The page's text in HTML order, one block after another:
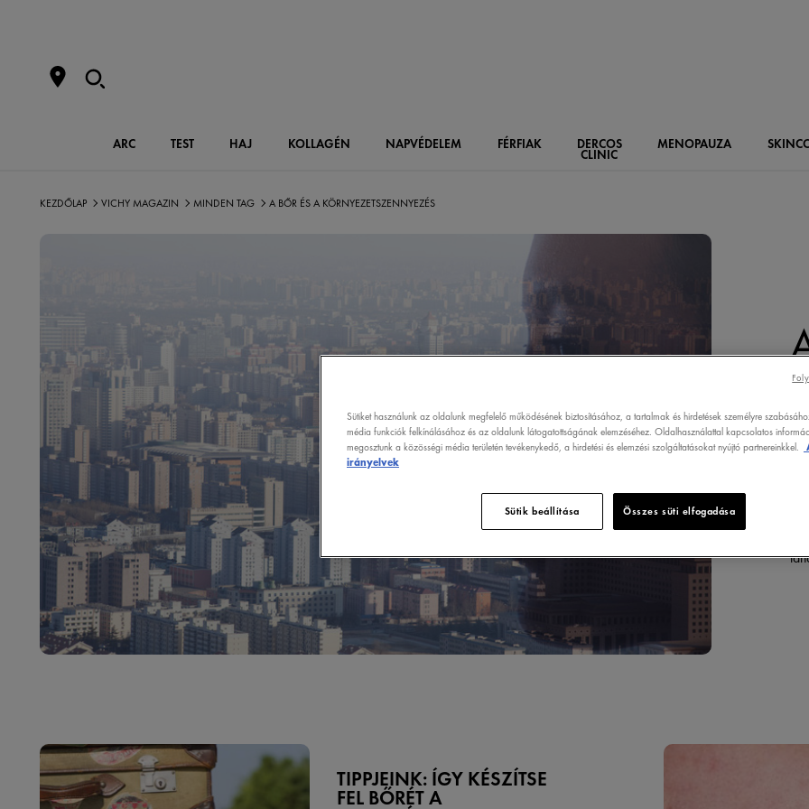
ARC TEST HAJ KOLLAGÉN NAPVÉDELEM FÉRFIAK DERCOS
CLINIC
MENOPAUZA SKIN
KEZDŐLAP VICHY MAGAZIN MINDEN TAG A BŐR ÉS A KÖRNYEZETSZENNYEZÉS
TIPPJEINK: ÍGY KÉSZÍTSE
FEL BŐRÉT A
Sütiket használunk az oldalunk megfelelő működésének biztosításához, a tartalmak és hirdetések személyre
média funkciók felkínálásához és az oldalunk látogatottságának elemzéséhez. Oldalhasználattal kapcsolatos
megosztunk a közösségi média területén tevékenykedő, a hirdetési és elemzési szolgáltatásokat nyújtó partnereinkkel.
irányelvek
Sütik beállítása Összes süti elfogadása